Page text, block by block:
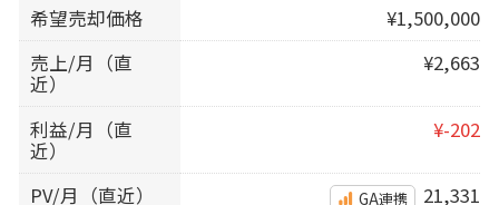
希望売却価格
¥1,500,000
売上/月（直
近）
¥2,663
利益/月（直
近）
¥-202
PV/月（直近） GA連携 21,331